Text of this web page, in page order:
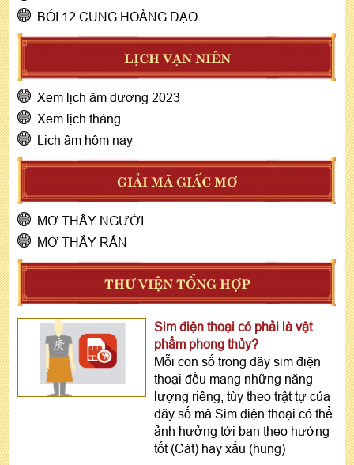
BÓI 12 CUNG HOÀNG ĐẠO
LỊCH VẠN NIÊN
Xem lịch âm dương 2023
Xem lịch tháng
Lịch âm hôm nay
GIẢI MÃ GIẤC MƠ
MƠ THẤY NGƯỜI
MƠ THẤY RẮN
THƯ VIỆN TỔNG HỢP
Sim điện thoại có phải là vật
phẩm phong thủy?
Mỗi con số trong dãy sim điện
thoại đều mang những năng
lượng riêng, tùy theo trật tự của
dãy số mà Sim điện thoại có thể
ảnh hưởng tới bạn theo hướng
tốt (Cát) hay xấu (hung)